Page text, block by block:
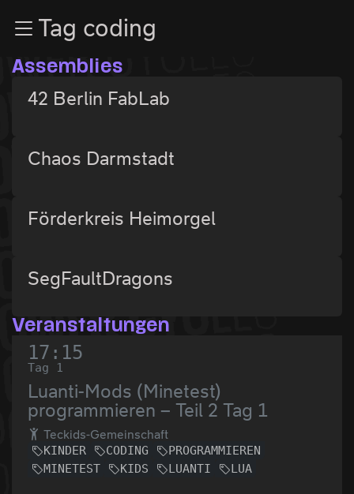
Zum InhaltTag coding
Assemblies
42 Berlin FabLab
Chaos Darmstadt
Förderkreis Heimorgel
SegFaultDragons
Veranstaltungen
17:15
Tag 1
Luanti-Mods (Minetest)
programmieren – Teil 2 Tag 1
Teckids-Gemeinschaft
KINDER CODING
PROGRAMMIEREN
MINETEST
KIDS LUANTI LUA